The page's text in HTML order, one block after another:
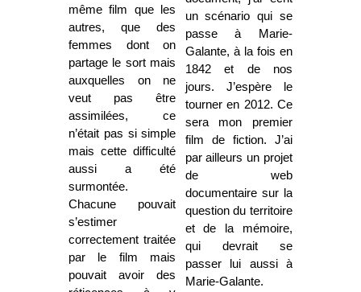
même film que les
autres, que des
femmes dont on
partage le sort mais
auxquelles on ne
veut pas être
assimilées, ce
n’était pas si simple
mais cette difficulté
aussi a été
surmontée.
Chacune pouvait
s’estimer
correctement traitée
par le film mais
pouvait avoir des
un scénario qui se
passe à Marie-
Galante, à la fois en
1842 et de nos
jours. J’espère le
tourner en 2012. Ce
sera mon premier
film de fiction. J’ai
par ailleurs un projet
de web
documentaire sur la
question du territoire
et de la mémoire,
qui devrait se
passer lui aussi à
Marie-Galante.